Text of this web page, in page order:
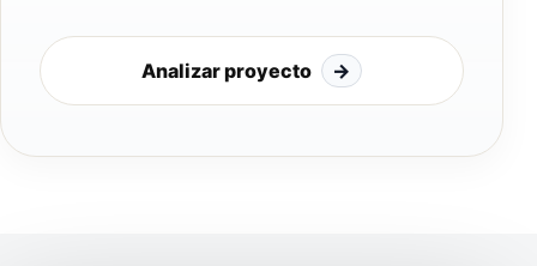
Analizar proyecto →